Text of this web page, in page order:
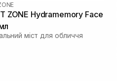
ZONE Hydramemory Face
міст для обличчя